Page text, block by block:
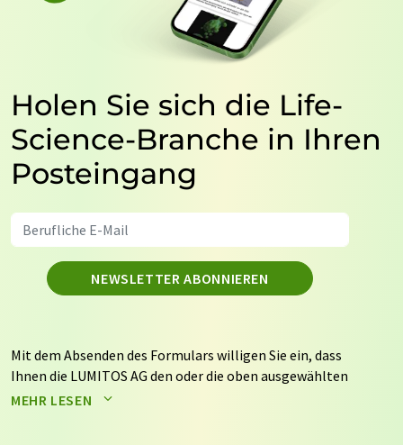
Holen Sie sich die Life-
Science-Branche in Ihren
Posteingang
NEWSLETTER ABONNIEREN
Mit dem Absenden des Formulars willigen Sie ein, dass
Ihnen die LUMITOS AG den oder die oben ausgewählten
Newsletter per E-Mail zusendet. Ihre Daten werden
MEHR LESEN